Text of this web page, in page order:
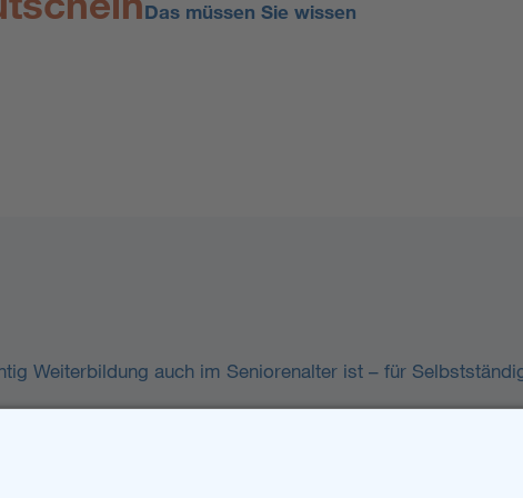
Das müssen Sie wissen
Weiterbildung auch im Seniorenalter ist – für